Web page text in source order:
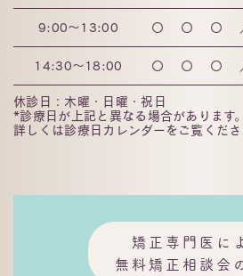
9:00～13:00 〇 〇 〇
14:30～18:00 〇 〇 〇
休診日：木曜・日曜・祝日
*診療日が上記と異なる場合があります。
詳しくは診療日カレンダーをご覧くだ
矯正専門医に
無料矯正相談会